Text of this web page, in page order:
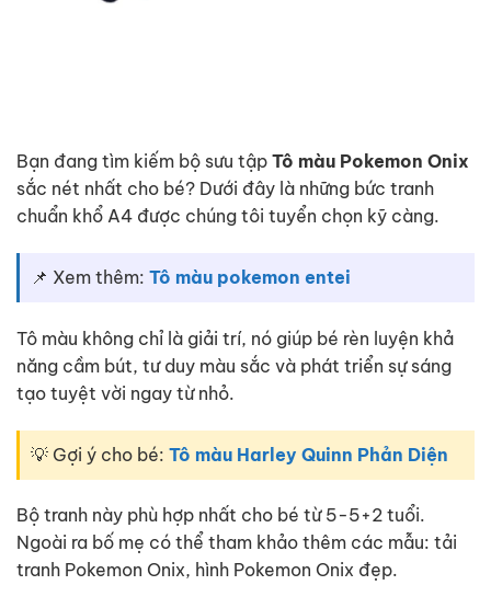
Bạn đang tìm kiếm bộ sưu tập Tô màu Pokemon Onix
sắc nét nhất cho bé? Dưới đây là những bức tranh
chuẩn khổ A4 được chúng tôi tuyển chọn kỹ càng.
📌 Xem thêm: Tô màu pokemon entei
Tô màu không chỉ là giải trí, nó giúp bé rèn luyện khả
năng cầm bút, tư duy màu sắc và phát triển sự sáng
tạo tuyệt vời ngay từ nhỏ.
💡 Gợi ý cho bé: Tô màu Harley Quinn Phản Diện
Bộ tranh này phù hợp nhất cho bé từ 5-5+2 tuổi.
Ngoài ra bố mẹ có thể tham khảo thêm các mẫu: tải
tranh Pokemon Onix, hình Pokemon Onix đẹp.